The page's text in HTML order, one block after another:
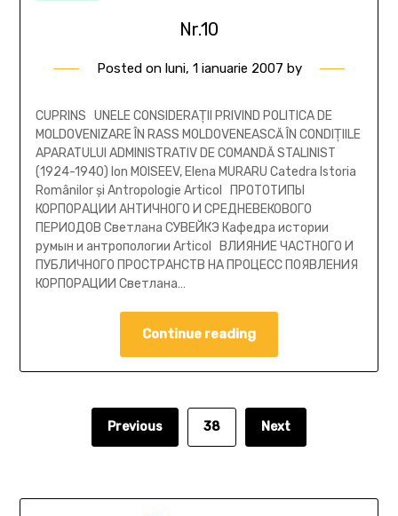
Nr.10
Posted on luni, 1 ianuarie 2007 by
CUPRINS UNELE CONSIDERAŢII PRIVIND POLITICA DE
MOLDOVENIZARE ÎN RASS MOLDOVENEASCĂ ÎN CONDIŢIILE
APARATULUI ADMINISTRATIV DE COMANDĂ STALINIST
(1924-1940) Ion MOISEEV, Elena MURARU Catedra Istoria
Românilor şi Antropologie Articol ПРОТОТИПЫ
КОРПОРАЦИИ АНТИЧНОГО И СРЕДНЕВЕКОВОГО
ПЕРИОДОВ Cветлана СУВЕЙКЭ Кафедра истории
румын и антропологии Articol ВЛИЯНИЕ ЧАСТНОГО И
ПУБЛИЧНОГО ПРОСТРАНСТВ НА ПРОЦЕСС ПОЯВЛЕНИЯ
КОРПОРАЦИИ Cветлана…
Continue reading
Previous 38 Next